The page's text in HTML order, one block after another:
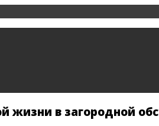
жизни в загородной